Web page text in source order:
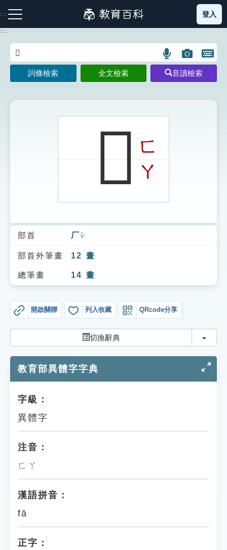
到
主
:::
注音索引圖示 筆畫索引圖示 部首索引表圖示
索引選單
知識索引
單字索引
貓頭鷹博士
登入
:::
語
言
搜
示
圖
片
搜
開
鍵
圖
詞條檢索 全文檢索 音讀檢索
𠪫ㄈ
ㄚ
部首 厂 ㄏㄢˇ
部首外筆畫 12 畫
總筆畫 14 畫
開啟關聯 列入收藏 QRcode分享
切換辭典 切換
教育部異體字字典
字級：
異體字
注音：
ㄈㄚ
漢語拼音：
fā
正字：